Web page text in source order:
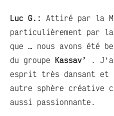
Luc G.: Attiré par la
particulièrement par la
que … nous avons été
du groupe Kassav’
.
esprit très dansant et
autre sphère créative
aussi passionnante.